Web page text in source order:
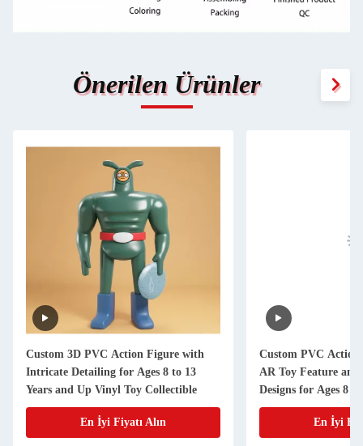
Önerilen Ürünler
Custom 3D PVC Action Figure with
Intricate Detailing for Ages 8 to 13
Years and Up Vinyl Toy Collectible
En İyi Fiyatı Alın
Custom PVC
AR Toy Feature and
Designs for Ages 8 to
En İyi